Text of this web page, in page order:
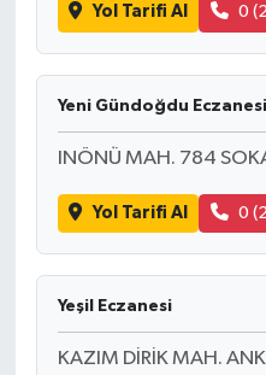
Yol Tarifi Al 0
Yeni Gündoğdu Eczanesi
INÖNÜ MAH. 784
Yol Tarifi Al 0
Yeşil Eczanesi
KAZIM DİRİK MAH.